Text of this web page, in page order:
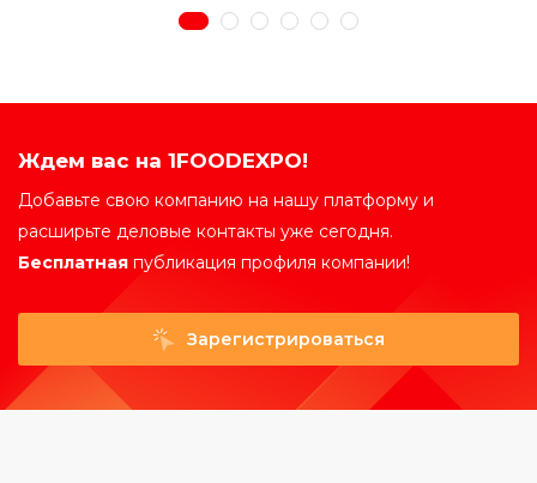
Ждем вас на 1FOODEXPO!
Добавьте свою компанию на нашу платформу и
расширьте деловые контакты уже сегодня.
Бесплатная публикация профиля компании!
Зарегистрироваться